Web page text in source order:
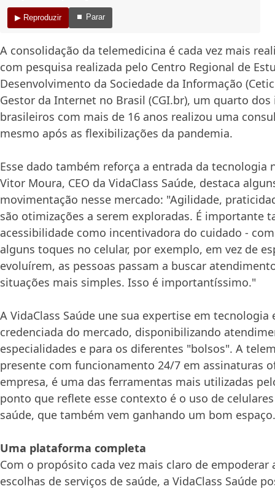
▶ Reproduzir ⏹ Parar
A consolidação da telemedicina é cada vez mais
com pesquisa realizada pelo Centro Regional de
Desenvolvimento da Sociedade da Informação
Gestor da Internet no Brasil (CGI.br), um quarto
brasileiros com mais de 16 anos realizou uma
mesmo após as flexibilizações da pandemia.
Esse dado também reforça a entrada da tecnologia
Vitor Moura, CEO da VidaClass Saúde, destaca
movimentação nesse mercado: "Agilidade,
são otimizações a serem exploradas. É importante
acessibilidade como incentivadora do cuidado -
alguns toques no celular, por exemplo, em vez de
evoluírem, as pessoas passam a buscar
situações mais simples. Isso é importantíssimo."
A VidaClass Saúde une sua expertise em tecnologia
credenciada do mercado, disponibilizando
especialidades e para os diferentes "bolsos". A
presente com funcionamento 24/7 em assinaturas
empresa, é uma das ferramentas mais utilizadas
ponto que reflete esse contexto é o uso de
saúde, que também vem ganhando um bom espaço.
Uma plataforma completa
Com o propósito cada vez mais claro de empoderar
escolhas de serviços de saúde, a VidaClass Saúde